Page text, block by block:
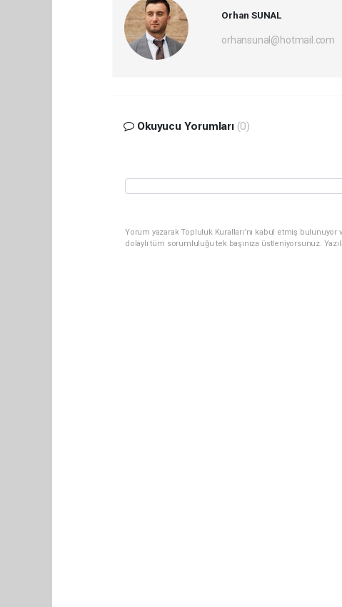
Orhan SUNAL
orhansunal@hotmail.com
Okuyucu Yorumları (0)
Yorum yazarak Topluluk Kuralları’nı kabul etmiş
dolaylı tüm sorumluluğu tek başınıza üstleniyorsunuz.